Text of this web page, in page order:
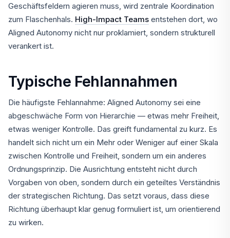
Geschäftsfeldern agieren muss, wird zentrale Koordination
zum Flaschenhals. High-Impact Teams entstehen dort, wo
Aligned Autonomy nicht nur proklamiert, sondern strukturell
verankert ist.
Typische Fehlannahmen
Die häufigste Fehlannahme: Aligned Autonomy sei eine
abgeschwäche Form von Hierarchie — etwas mehr Freiheit,
etwas weniger Kontrolle. Das greift fundamental zu kurz. Es
handelt sich nicht um ein Mehr oder Weniger auf einer Skala
zwischen Kontrolle und Freiheit, sondern um ein anderes
Ordnungsprinzip. Die Ausrichtung entsteht nicht durch
Vorgaben von oben, sondern durch ein geteiltes Verständnis
der strategischen Richtung. Das setzt voraus, dass diese
Richtung überhaupt klar genug formuliert ist, um orientierend
zu wirken.